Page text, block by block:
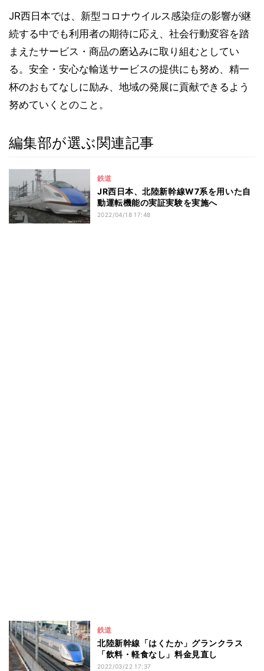
JR西日本では、新型コロナウイルス感染症の影響が継
続する中でも利用者の期待に応え、社会行動変容を踏
まえたサービス・商品の磨込みに取り組むとしてい
る。安全・安心な輸送サービスの提供にも努め、精一
杯のおもてなしに励み、地域の発展に貢献できるよう
努めていくとのこと。
編集部が選ぶ関連記事
鉄道
JR西日本、北陸新幹線W7系を用いた自
動運転機能の実証実験を実施へ
2022/04/18 17:48
鉄道
北陸新幹線「はくたか」グランクラス
「飲料・軽食なし」料金見直し
2022/03/22 17:37